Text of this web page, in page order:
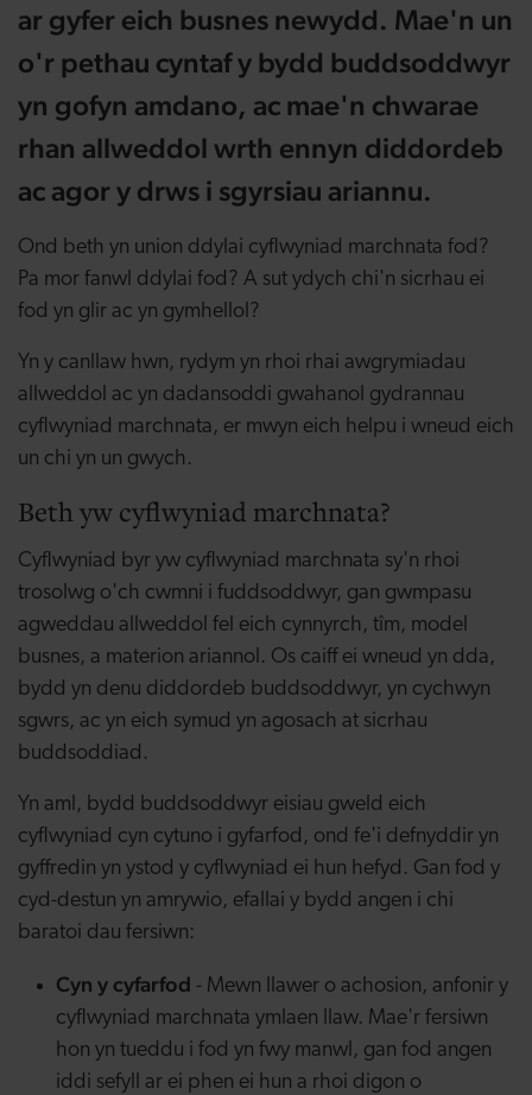
ar gyfer eich busnes newydd. Mae'n un
o'r pethau cyntaf y bydd buddsoddwyr
yn gofyn amdano, ac mae'n chwarae
rhan allweddol wrth ennyn diddordeb
ac agor y drws i sgyrsiau ariannu.
Ond beth yn union ddylai cyflwyniad marchnata fod?
Pa mor fanwl ddylai fod? A sut ydych chi'n sicrhau ei
fod yn glir ac yn gymhellol?
Yn y canllaw hwn, rydym yn rhoi rhai awgrymiadau
allweddol ac yn dadansoddi gwahanol gydrannau
cyflwyniad marchnata, er mwyn eich helpu i wneud eich
un chi yn un gwych.
Beth yw cyflwyniad marchnata?
Cyflwyniad byr yw cyflwyniad marchnata sy'n rhoi
trosolwg o'ch cwmni i fuddsoddwyr, gan gwmpasu
agweddau allweddol fel eich cynnyrch, tîm, model
busnes, a materion ariannol. Os caiff ei wneud yn dda,
bydd yn denu diddordeb buddsoddwyr, yn cychwyn
sgwrs, ac yn eich symud yn agosach at sicrhau
buddsoddiad.
Yn aml, bydd buddsoddwyr eisiau gweld eich
cyflwyniad cyn cytuno i gyfarfod, ond fe'i defnyddir yn
gyffredin yn ystod y cyflwyniad ei hun hefyd. Gan fod y
cyd-destun yn amrywio, efallai y bydd angen i chi
baratoi dau fersiwn:
Cyn y cyfarfod - Mewn llawer o achosion, anfonir y
cyflwyniad marchnata ymlaen llaw. Mae'r fersiwn
hon yn tueddu i fod yn fwy manwl, gan fod angen
iddi sefyll ar ei phen ei hun a rhoi digon o